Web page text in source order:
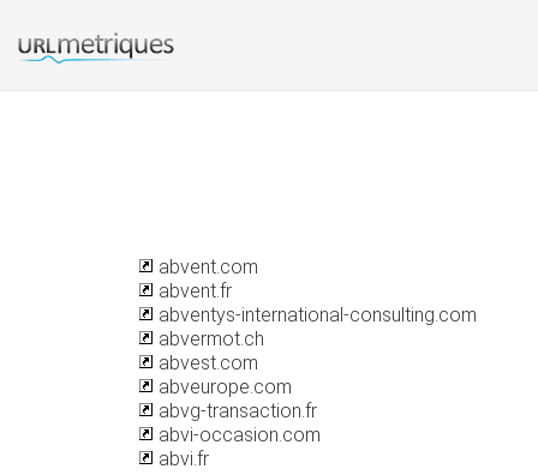
abvent.com
abvent.fr
abventys-international-consulting.com
abvermot.ch
abvest.com
abveurope.com
abvg-transaction.fr
abvi-occasion.com
abvi.fr